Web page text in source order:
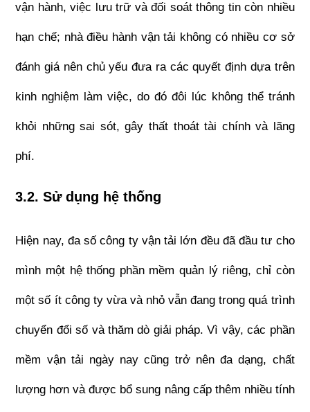
vận hành, việc lưu trữ và đối soát thông tin còn nhiều
hạn chế; nhà điều hành vận tải không có nhiều cơ sở
đánh giá nên chủ yếu đưa ra các quyết định dựa trên
kinh nghiệm làm việc, do đó đôi lúc không thể tránh
khỏi những sai sót, gây thất thoát tài chính và lãng
phí.
3.2. Sử dụng hệ thống
Hiện nay, đa số công ty vận tải lớn đều đã đầu tư cho
mình một hệ thống phần mềm quản lý riêng, chỉ còn
một số ít công ty vừa và nhỏ vẫn đang trong quá trình
chuyển đổi số và thăm dò giải pháp. Vì vậy, các phần
mềm vận tải ngày nay cũng trở nên đa dạng, chất
lượng hơn và được bổ sung nâng cấp thêm nhiều tính